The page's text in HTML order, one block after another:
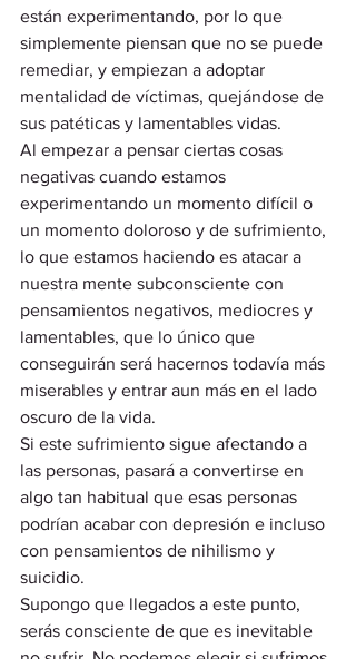
están experimentando, por lo que
simplemente piensan que no se puede
remediar, y empiezan a adoptar
mentalidad de víctimas, quejándose de
sus patéticas y lamentables vidas.
Al empezar a pensar ciertas cosas
negativas cuando estamos
experimentando un momento difícil o
un momento doloroso y de sufrimiento,
lo que estamos haciendo es atacar a
nuestra mente subconsciente con
pensamientos negativos, mediocres y
lamentables, que lo único que
conseguirán será hacernos todavía más
miserables y entrar aun más en el lado
oscuro de la vida.
Si este sufrimiento sigue afectando a
las personas, pasará a convertirse en
algo tan habitual que esas personas
podrían acabar con depresión e incluso
con pensamientos de nihilismo y
suicidio.
Supongo que llegados a este punto,
serás consciente de que es inevitable